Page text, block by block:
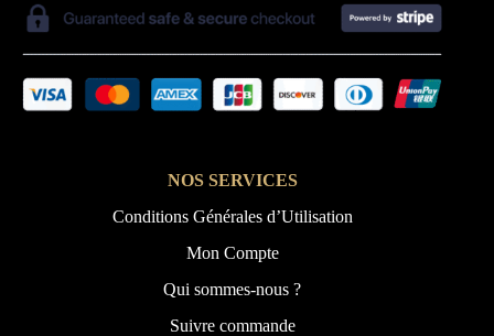
NOS SERVICES
Conditions Générales d’Utilisation
Mon Compte
Qui sommes-nous ?
Suivre commande